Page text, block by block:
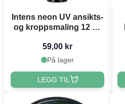
Intens neon UV ansikts-
og kroppsmaling 12 ml
59,00 kr
På lager
LEGG TIL